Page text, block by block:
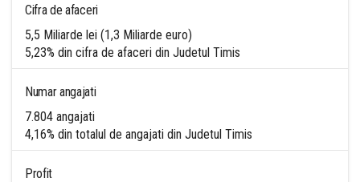
Cifra de afaceri
5,5 Miliarde lei (1,3 Miliarde euro)
5,23% din cifra de afaceri din Judetul Timis
Numar angajati
7.804 angajati
4,16% din totalul de angajati din Judetul Timis
Profit